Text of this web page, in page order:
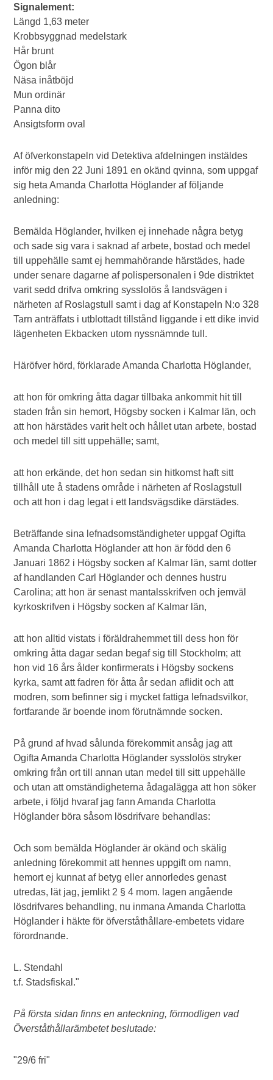
Signalement:
Längd 1,63 meter
Krobbsyggnad medelstark
Hår brunt
Ögon blår
Näsa inåtböjd
Mun ordinär
Panna dito
Ansigtsform oval
Af öfverkonstapeln vid Detektiva afdelningen instäldes
inför mig den 22 Juni 1891 en okänd qvinna, som uppgaf
sig heta Amanda Charlotta Höglander af följande
anledning:
Bemälda Höglander, hvilken ej innehade några betyg
och sade sig vara i saknad af arbete, bostad och medel
till uppehälle samt ej hemmahörande härstädes, hade
under senare dagarne af polispersonalen i 9de distriktet
varit sedd drifva omkring sysslolös å landsvägen i
närheten af Roslagstull samt i dag af Konstapeln N:o 328
Tarn anträffats i utblottadt tillstånd liggande i ett dike invid
lägenheten Ekbacken utom nyssnämnde tull.
Häröfver hörd, förklarade Amanda Charlotta Höglander,
att hon för omkring åtta dagar tillbaka ankommit hit till
staden från sin hemort, Högsby socken i Kalmar län, och
att hon härstädes varit helt och hållet utan arbete, bostad
och medel till sitt uppehälle; samt,
att hon erkände, det hon sedan sin hitkomst haft sitt
tillhåll ute å stadens område i närheten af Roslagstull
och att hon i dag legat i ett landsvägsdike därstädes.
Beträffande sina lefnadsomständigheter uppgaf Ogifta
Amanda Charlotta Höglander att hon är född den 6
Januari 1862 i Högsby socken af Kalmar län, samt dotter
af handlanden Carl Höglander och dennes hustru
Carolina; att hon är senast mantalsskrifven och jemväl
kyrkoskrifven i Högsby socken af Kalmar län,
att hon alltid vistats i föräldrahemmet till dess hon för
omkring åtta dagar sedan begaf sig till Stockholm; att
hon vid 16 års ålder konfirmerats i Högsby sockens
kyrka, samt att fadren för åtta år sedan aflidit och att
modren, som befinner sig i mycket fattiga lefnadsvilkor,
fortfarande är boende inom förutnämnde socken.
På grund af hvad sålunda förekommit ansåg jag att
Ogifta Amanda Charlotta Höglander sysslolös stryker
omkring från ort till annan utan medel till sitt uppehälle
och utan att omständigheterna ådagalägga att hon söker
arbete, i följd hvaraf jag fann Amanda Charlotta
Höglander böra såsom lösdrifvare behandlas:
Och som bemälda Höglander är okänd och skälig
anledning förekommit att hennes uppgift om namn,
hemort ej kunnat af betyg eller annorledes genast
utredas, lät jag, jemlikt 2 § 4 mom. lagen angående
lösdrifvares behandling, nu inmana Amanda Charlotta
Höglander i häkte för öfverståthållare-embetets vidare
förordnande.
L. Stendahl
t.f. Stadsfiskal."
På första sidan finns en anteckning, förmodligen vad
Överståthållarämbetet beslutade:
"29/6 fri"